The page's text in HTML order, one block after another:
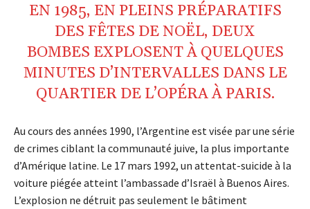
EN 1985, EN PLEINS PRÉPARATIFS
DES FÊTES DE NOËL, DEUX
BOMBES EXPLOSENT À QUELQUES
MINUTES D’INTERVALLES DANS LE
QUARTIER DE L’OPÉRA À PARIS.
Au cours des années 1990, l’Argentine est visée par une série
de crimes ciblant la communauté juive, la plus importante
d’Amérique latine. Le 17 mars 1992, un attentat-suicide à la
voiture piégée atteint l’ambassade d’Israël à Buenos Aires.
L’explosion ne détruit pas seulement le bâtiment